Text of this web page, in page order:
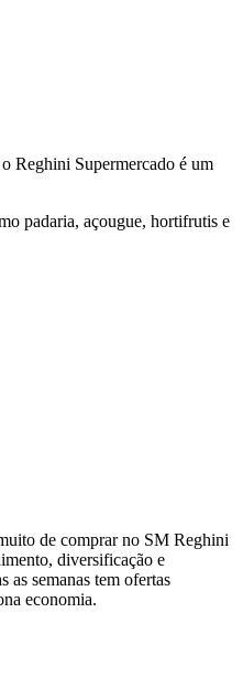
Reghini Supermercado é um
padaria, açougue, hortifrutis e
de comprar no SM Reghini
diversificação e
as semanas tem ofertas
economia.